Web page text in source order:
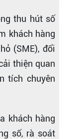
thu hút số
khách hàng
(SME), đổi
thiện quan
tích chuyên
khách hàng
số, rà soát